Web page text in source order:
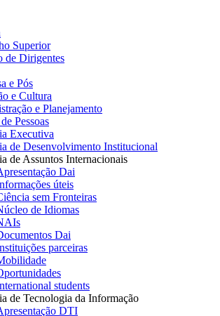
Superior
de Dirigentes
e Pós
e Cultura
e Planejamento
Pessoas
Executiva
de Desenvolvimento Institucional
de Assuntos Internacionais
Dai
úteis
sem Fronteiras
de Idiomas
Dai
parceiras
students
de Tecnologia da Informação
DTI